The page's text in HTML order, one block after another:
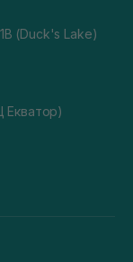
(Duck's Lake)
Екватор)